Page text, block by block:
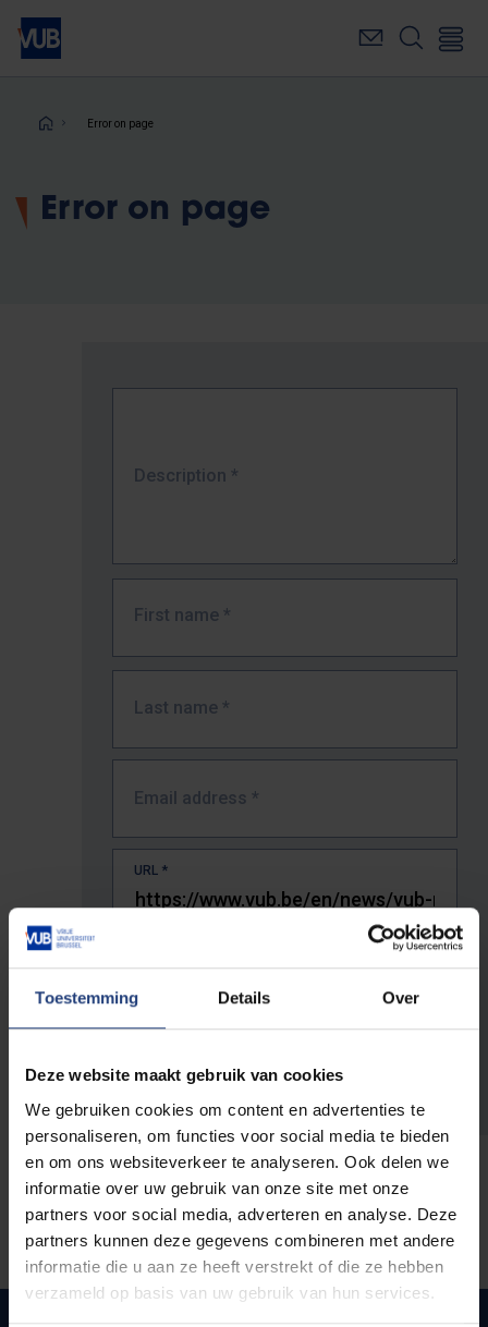
Toestemming Details Over
Deze website maakt gebruik van cookies
We gebruiken cookies om content en advertenties te
personaliseren, om functies voor social media te bieden
en om ons websiteverkeer te analyseren. Ook delen we
informatie over uw gebruik van onze site met onze
partners voor social media, adverteren en analyse. Deze
partners kunnen deze gegevens combineren met andere
informatie die u aan ze heeft verstrekt of die ze hebben
verzameld op basis van uw gebruik van hun services.
Skip
main
Breadcrumb
Error on page
Error on page
Description *
First name *
Last name *
Email address *
URL *
The full URL of the page where you encountered the error.